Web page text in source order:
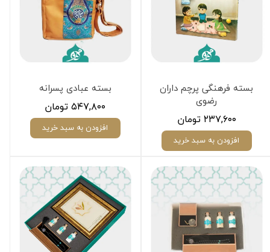
بسته فرهنگی پرچم داران
رضوی
۲۳۷,۶۰۰ تومان
افزودن به سبد خرید
بسته عبادی پسرانه
۵۴۷,۸۰۰ تومان
افزودن به سبد خرید